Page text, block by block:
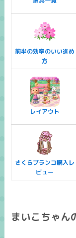
前半の効率のいい進め
方
レイアウト
さくらブランコ購入レ
ビュー
まいこちゃん